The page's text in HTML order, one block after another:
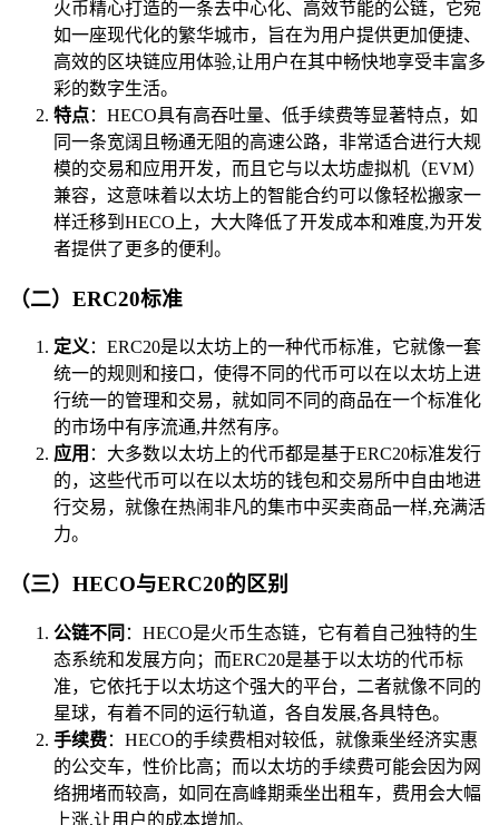
火币精心打造的一条去中心化、高效节能的公链，它宛
如一座现代化的繁华城市，旨在为用户提供更加便捷、
高效的区块链应用体验,让用户在其中畅快地享受丰富多
彩的数字生活。
特点：HECO具有高吞吐量、低手续费等显著特点，如
同一条宽阔且畅通无阻的高速公路，非常适合进行大规
模的交易和应用开发，而且它与以太坊虚拟机（EVM）
兼容，这意味着以太坊上的智能合约可以像轻松搬家一
样迁移到HECO上，大大降低了开发成本和难度,为开发
者提供了更多的便利。
（二）ERC20标准
定义 ：ERC20是以太坊上的一种代币标准，它就像一套
统一的规则和接口，使得不同的代币可以在以太坊上进
行统一的管理和交易，就如同不同的商品在一个标准化
的市场中有序流通,井然有序。
应用 ：大多数以太坊上的代币都是基于ERC20标准发行
的，这些代币可以在以太坊的钱包和交易所中自由地进
行交易，就像在热闹非凡的集市中买卖商品一样,充满活
力。
（三）HECO与ERC20的区别
公链不同 ：HECO是火币生态链，它有着自己独特的生
态系统和发展方向；而ERC20是基于以太坊的代币标
准，它依托于以太坊这个强大的平台，二者就像不同的
星球，有着不同的运行轨道，各自发展,各具特色。
手续费：HECO的手续费相对较低，就像乘坐经济实惠
的公交车，性价比高；而以太坊的手续费可能会因为网
络拥堵而较高，如同在高峰期乘坐出租车，费用会大幅
上涨,让用户的成本增加。